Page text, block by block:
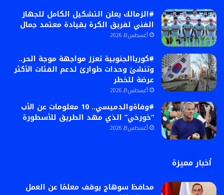
#الزمالك يعلن التشكيل الكامل للجهاز
الفني لفريق الكرة بقيادة معتمد جمال
أغسطس 8, 2026
#كورياالجنوبية تعزز مواجهة موجة الحر..
وتنشئ وحدات طوارئ لدعم الفئات الأكثر
عرضة للخطر
أغسطس 8, 2026
#وفاةوالدميسي.. 10 معلومات عن الأب
“خورخي” الذي مهد الطريق للأسطورة
أغسطس 8, 2026
أخبار مميزة
محافظ سوهاج يوقف معلمًا عن العمل